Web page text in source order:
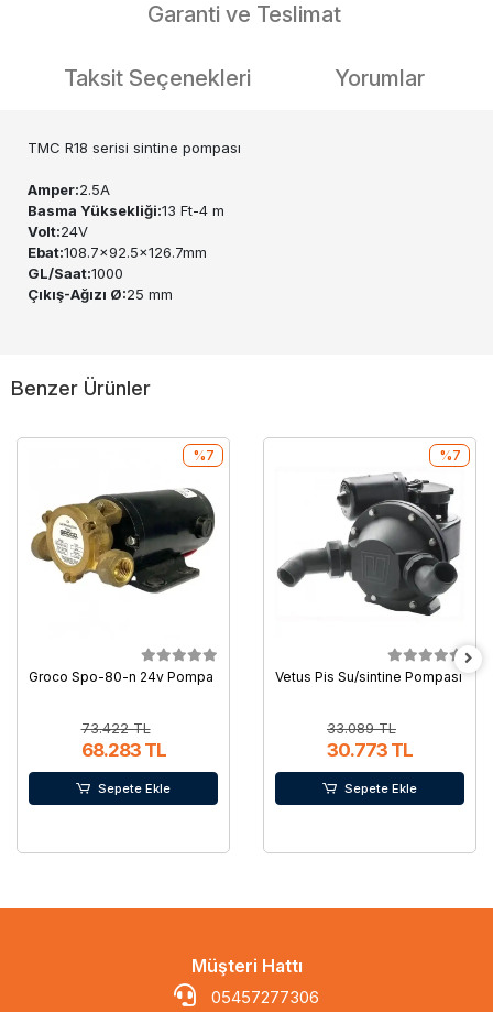
Garanti ve Teslimat
Taksit Seçenekleri Yorumlar
TMC R18 serisi sintine pompası
Amper:2.5A
Basma Yüksekliği:13 Ft-4 m
Volt:24V
Ebat:108.7x92.5x126.7mm
GL/Saat:1000
Çıkış-Ağızı Ø:25 mm
Benzer Ürünler
Groco Spo-80-n 24v Pompa
73.422 TL
68.283 TL
%7
Sepete Ekle
Vetus Pis Su/sintine Pompası
33.089 TL
30.773 TL
%7
Sepete Ekle
Müşteri Hattı
05457277306